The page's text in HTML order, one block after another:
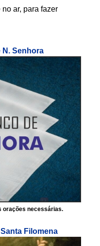
ar, para fazer
N. Senhora
orações necessárias.
Filomena